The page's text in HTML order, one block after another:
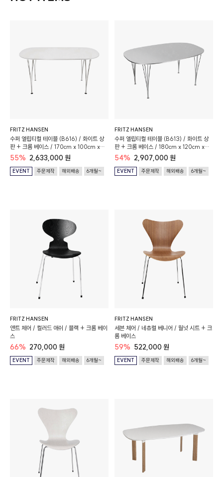
FRITZ HANSEN
수퍼 엘립티컬 테이블 (B616) / 화이트 상
판 + 크롬 베이스 / 170cm x 100cm x
72cm
55% 2,633,000 원
EVENT 주문제작 해외배송 6개월~
FRITZ HANSEN
수퍼 엘립티컬 테이블 (B613) / 화이트 상
판 + 크롬 베이스 / 180cm x 120cm x
72cm
54% 2,907,000 원
EVENT 주문제작 해외배송 6개월~
FRITZ HANSEN
앤트 체어 / 컬러드 애쉬 / 블랙 + 크롬 베이
스
66% 270,000 원
EVENT 주문제작 해외배송 6개월~
FRITZ HANSEN
세븐 체어 / 네츄럴 베니어 / 월넛 시트 + 크
롬 베이스
59% 522,000 원
EVENT 주문제작 해외배송 6개월~